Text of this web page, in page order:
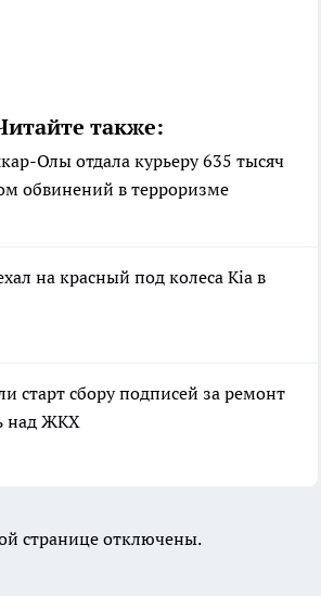
также:
Олы отдала курьеру 635 тысяч
обвинений в терроризме
на красный под колеса Kia в
старт сбору подписей за ремонт
над ЖКХ
странице отключены.